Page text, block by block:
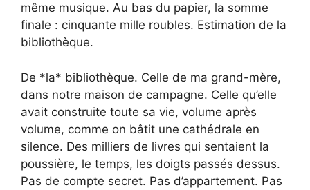
même musique. Au bas du papier, la somme
finale : cinquante mille roubles. Estimation de la
bibliothèque.
De *la* bibliothèque. Celle de ma grand-mère,
dans notre maison de campagne. Celle qu’elle
avait construite toute sa vie, volume après
volume, comme on bâtit une cathédrale en
silence. Des milliers de livres qui sentaient la
poussière, le temps, les doigts passés dessus.
Pas de compte secret. Pas d’appartement. Pas